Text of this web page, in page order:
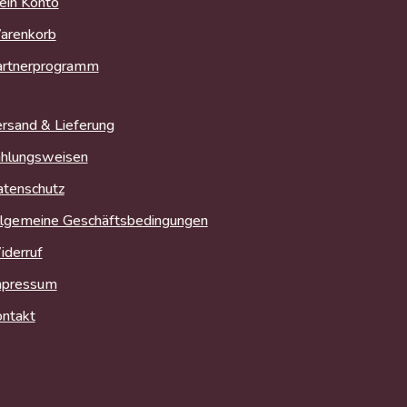
& Lieferung
Geschäftsbedingungen